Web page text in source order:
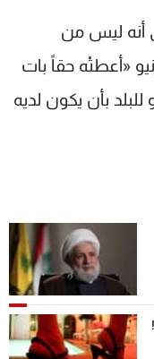
أنه ليس من
التي تَعتبر أن جلسة 14 يونيو «أعطتْه حقاً بات
بأن يكون لديه